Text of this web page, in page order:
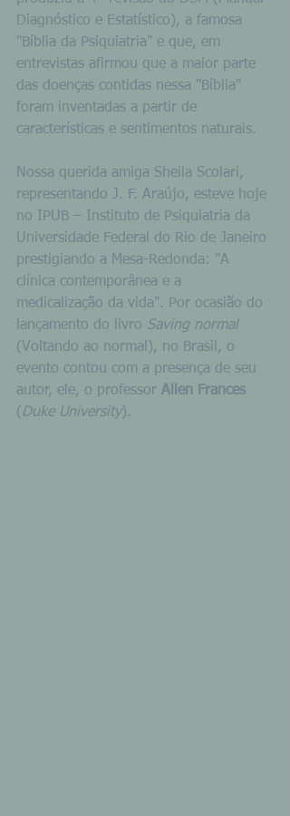
Diagnóstico e Estatístico), a famosa
"Bíblia da Psiquiatria" e que, em
entrevistas afirmou que a maior parte
das doenças contidas nessa "Bíblia"
foram inventadas a partir de
características e sentimentos naturais.
Nossa querida amiga Sheila Scolari,
representando J. F. Araújo, esteve hoje
no IPUB – Instituto de Psiquiatria da
Universidade Federal do Rio de Janeiro
prestigiando a Mesa-Redonda: "A
clínica contemporânea e a
medicalização da vida". Por ocasião do
lançamento do livro Saving normal
(Voltando ao normal), no Brasil, o
evento contou com a presença de seu
autor, ele, o professor Allen Frances
( Duke University).